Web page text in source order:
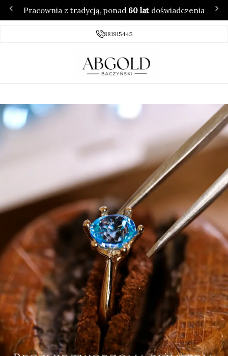
Pracownia z tradycją, ponad 60 latdoświadczenia
881915445